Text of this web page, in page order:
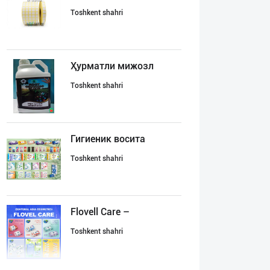
Toshkent shahri
Ҳурматли мижозл
Toshkent shahri
Гигиеник восита
Toshkent shahri
Flovell Care –
Toshkent shahri